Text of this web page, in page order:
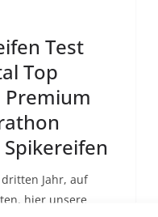
Test
Top
Premium
Jahr, auf
hier unsere